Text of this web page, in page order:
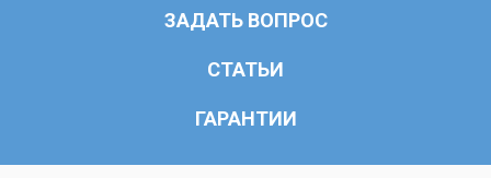
ЗАДАТЬ ВОПРОС
СТАТЬИ
ГАРАНТИИ